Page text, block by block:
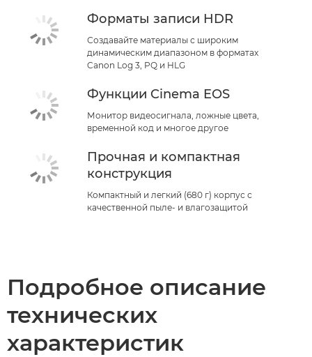
Форматы записи HDR
Создавайте материалы с широким
динамическим диапазоном в форматах
Canon Log 3, PQ и HLG
Функции Cinema EOS
Монитор видеосигнала, ложные цвета,
временной код и многое другое
Прочная и компактная
конструкция
Компактный и легкий (680 г) корпус с
качественной пыле- и влагозащитой
Подробное описание
технических
характеристик